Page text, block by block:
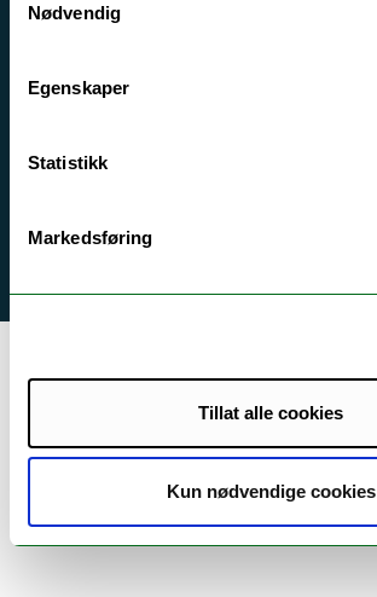
Nødvendig
Egenskaper
Statistikk
Markedsføring
Tillat alle cookies
Kun nødvendige cookies
For skoler
English website
Logg inn